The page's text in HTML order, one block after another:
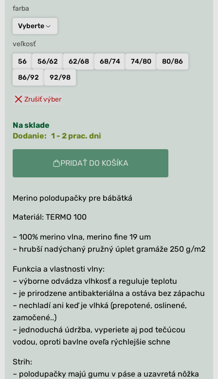
farba
Vyberte
veľkosť
56 56/62 62/68 68/74 74/80
80/86
86/92
92/98
Zrušiť výber
Na sklade
Dodanie: 1 - 2 prac. dni
PRIDAŤ DO KOŠÍKA
Merino polodupačky pre bábätká
Materiál: TERMO 100
– 100% merino vlna, merino fine 19 um
– hrubší nadýchaný pružný úplet gramáže 250 g/m2
Funkcia a vlastnosti vlny:
– výborne odvádza vlhkosť a reguluje teplotu
– je prirodzene antibakteriálna a ostáva bez zápachu
– nechladí ani keď je vlhká (prepotené, oslinené,
zamočené..)
– jednoduchá údržba, vyperiete aj pod tečúcou
vodou, oproti bavlne oveľa rýchlejšie schne
Strih:
– polodupačky majú gumu v páse a uzavretá nôžka